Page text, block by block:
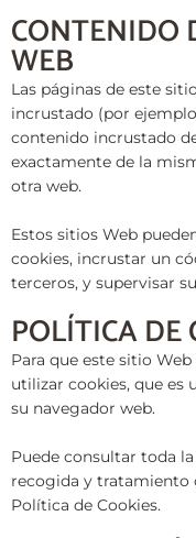
CONTENIDO
WEB
Las páginas de este
incrustado (por
contenido incrustado
exactamente de la
otra web.
Estos sitios Web
cookies, incrustar un
terceros, y supervisar
POLÍTICA DE
Para que este sitio
utilizar cookies, que es
su navegador web.
Puede consultar toda
recogida y tratamiento
Política de Cookies.